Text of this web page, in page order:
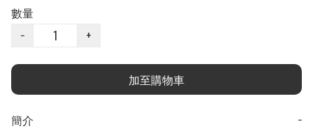
數量
−
+
加至購物車
簡介
−